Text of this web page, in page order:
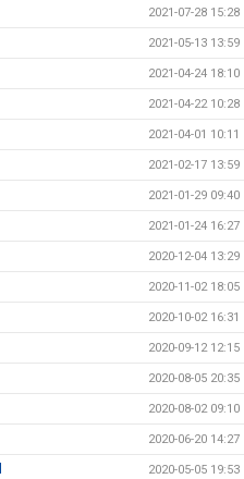
2021-07-28 15:28
2021-05-13 13:59
2021-04-24 18:10
2021-04-22 10:28
2021-04-01 10:11
2021-02-17 13:59
2021-01-29 09:40
2021-01-24 16:27
2020-12-04 13:29
2020-11-02 18:05
2020-10-02 16:31
2020-09-12 12:15
2020-08-05 20:35
2020-08-02 09:10
2020-06-20 14:27
2020-05-05 19:53